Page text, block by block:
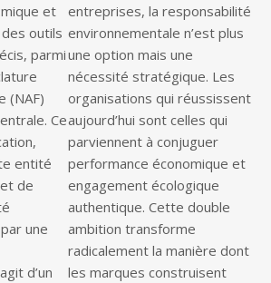
et
outils
parmi
(NAF)
Ce
entité
de
une
d’un
entreprises, la responsabilité
environnementale n’est plus
une option mais une
nécessité stratégique. Les
organisations qui réussissent
aujourd’hui sont celles qui
parviennent à conjuguer
performance économique et
engagement écologique
authentique. Cette double
ambition transforme
radicalement la manière dont
les marques construisent